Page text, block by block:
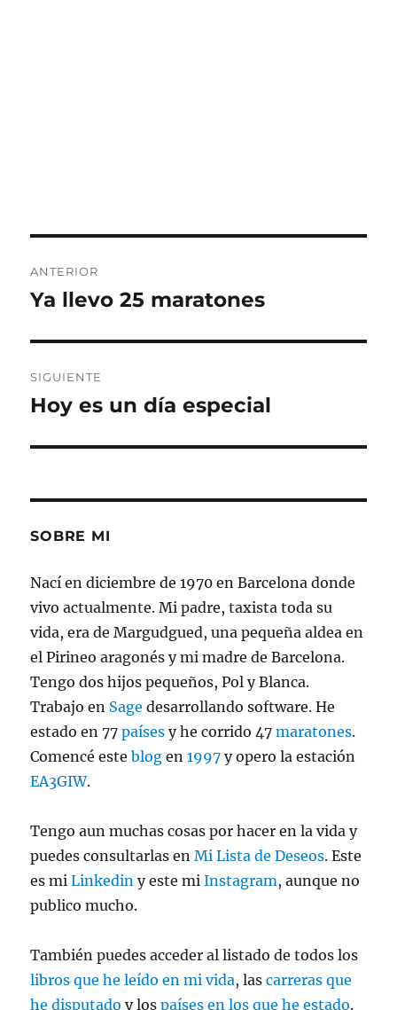
de
ANTERIOR
Entrada
Ya llevo 25 maratones
SIGUIENTE
Entrada
Hoy es un día especial
SOBRE MI
Nací en diciembre de 1970 en Barcelona donde
vivo actualmente. Mi padre, taxista toda su
vida, era de Margudgued, una pequeña aldea en
el Pirineo aragonés y mi madre de Barcelona.
Tengo dos hijos pequeños, Pol y Blanca.
Trabajo en Sage desarrollando software. He
estado en 77países y he corrido 47maratones.
Comencé esteblog en1997 y opero la estación
EA3GIW.
Tengo aun muchas cosas por hacer en la vida y
puedes consultarlas enMi Lista de Deseos. Este
es miLinkedin y este miInstagram, aunque no
publico mucho.
También puedes acceder al listado de todos los
libros que he leído en mi vida, lascarreras que
he disputado y lospaíses en los que he estado.